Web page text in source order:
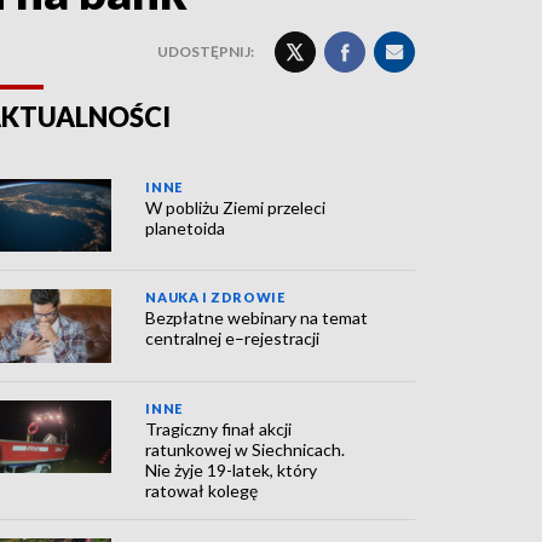
UDOSTĘPNIJ:
INNE
W pobliżu Ziemi przeleci
planetoida
NAUKA I ZDROWIE
Bezpłatne webinary na temat
centralnej e–rejestracji
INNE
Tragiczny finał akcji
ratunkowej w Siechnicach.
Nie żyje 19-latek, który
ratował kolegę